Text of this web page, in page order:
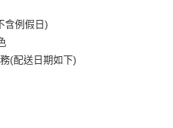
彰化商業銀行
兆豐國際商業銀行
台北富邦商業銀行
含例假日)
(配送日期如下)